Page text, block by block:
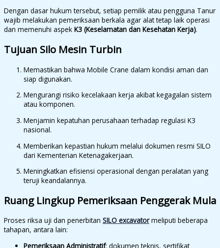
Dengan dasar hukum tersebut, setiap pemilik atau pengguna Tanur
wajib melakukan pemeriksaan berkala agar alat tetap laik operasi
dan memenuhi aspek K3 (Keselamatan dan Kesehatan Kerja).
Tujuan Silo Mesin Turbin
Memastikan bahwa Mobile Crane dalam kondisi aman dan
siap digunakan.
Mengurangi risiko kecelakaan kerja akibat kegagalan sistem
atau komponen.
Menjamin kepatuhan perusahaan terhadap regulasi K3
nasional.
Memberikan kepastian hukum melalui dokumen resmi SILO
dari Kementerian Ketenagakerjaan.
Meningkatkan efisiensi operasional dengan peralatan yang
teruji keandalannya.
Ruang Lingkup Pemeriksaan Penggerak Mula
Proses riksa uji dan penerbitan SILO excavatormeliputi beberapa
tahapan, antara lain:
Pemeriksaan Administratif: dokumen teknis, sertifikat